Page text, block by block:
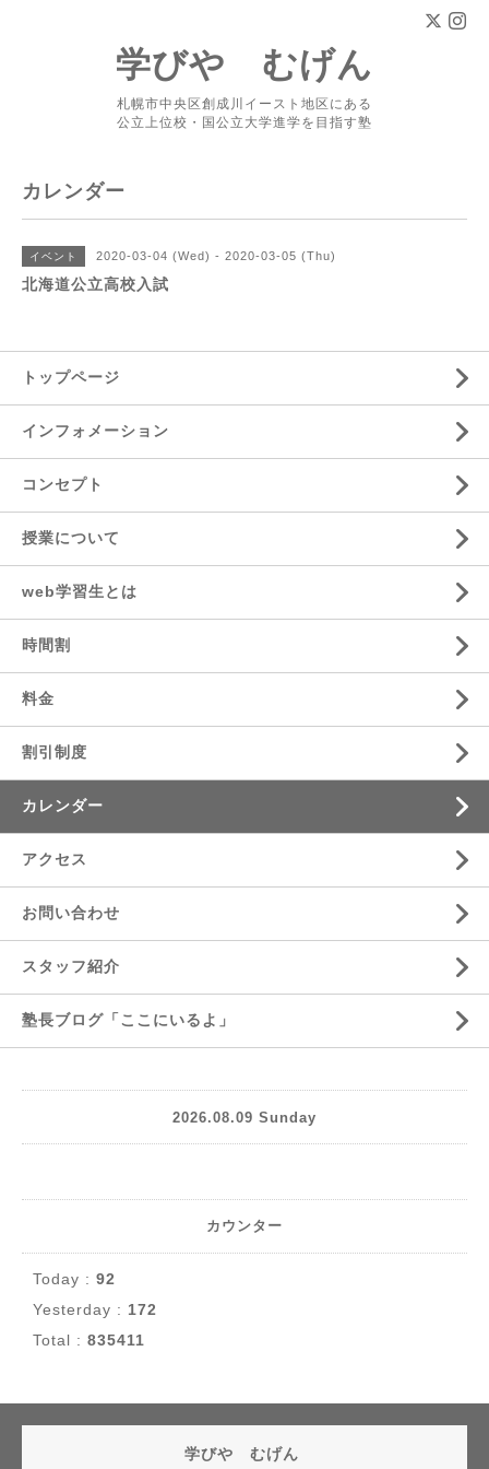
学びや むげん
札幌市中央区創成川イースト地区にある
公立上位校・国公立大学進学を目指す塾
カレンダー
イベント 2020-03-04 (Wed) - 2020-03-05 (Thu)
北海道公立高校入試
トップページ
インフォメーション
コンセプト
授業について
web学習生とは
時間割
料金
割引制度
カレンダー
アクセス
お問い合わせ
スタッフ紹介
塾長ブログ「ここにいるよ」
2026.08.09 Sunday
カウンター
Today : 92
Yesterday : 172
Total : 835411
学びや むげん